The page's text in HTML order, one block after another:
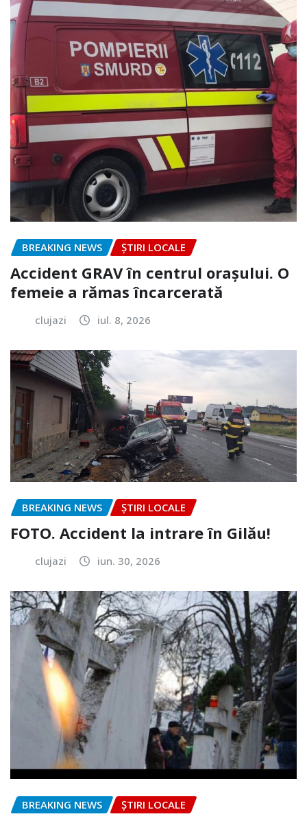
BREAKING NEWS ȘTIRI LOCALE
Accident GRAV în centrul orașului. O
femeie a rămas încarcerată
clujazi iul. 8, 2026
BREAKING NEWS ȘTIRI LOCALE
FOTO. Accident la intrare în Gilău!
clujazi iun. 30, 2026
BREAKING NEWS ȘTIRI LOCALE